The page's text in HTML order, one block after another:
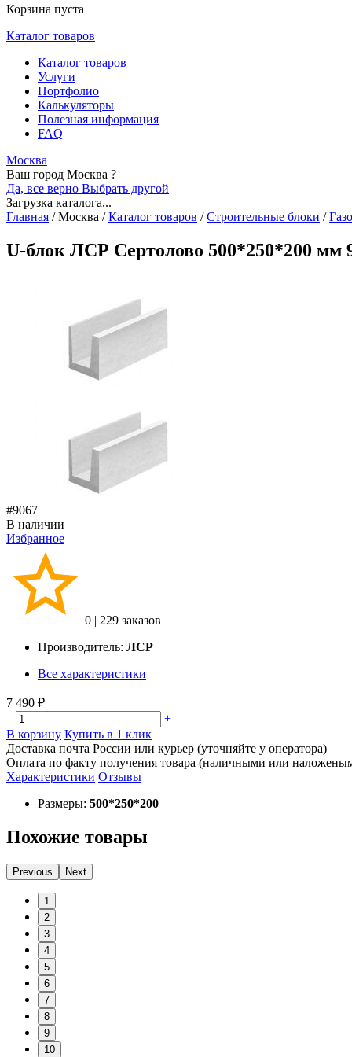
Корзина пуста
Каталог товаров
Каталог товаров
Услуги
Портфолио
Калькуляторы
Полезная информация
FAQ
Москва
Ваш город Москва ?
Да, все верно Выбрать другой
Загрузка каталога...
Главная /Москва / Каталог товаров / Строительные блоки /
U-блок ЛСР Сертолово 500*250*200 мм
#9067
В наличии
Избранное
0 | 229 заказов
Производитель: ЛСР
Все характеристики
7 490 ₽
–
+
В корзину Купить в 1 клик
Доставка почта России или курьер (уточняйте у оператора)
Оплата по факту получения товара (наличными или
Характеристики Отзывы
Размеры: 500*250*200
Похожие товары
Previous Next
1
2
3
4
5
6
7
8
9
10